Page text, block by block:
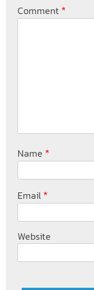
Comment *
Name *
Email *
Website